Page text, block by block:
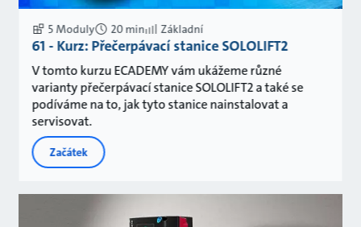
5 Moduly 20 min Základní
61 - Kurz: Přečerpávací stanice SOLOLIFT2
V tomto kurzu ECADEMY vám ukážeme různé
varianty přečerpávací stanice SOLOLIFT2 a také se
podíváme na to, jak tyto stanice nainstalovat a
servisovat.
Začátek